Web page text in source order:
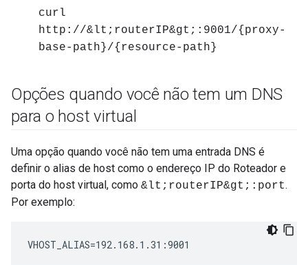
curl
http://&lt;routerIP&gt;:9001/{proxy-
base-path}/{resource-path}
Opções quando você não tem um DNS
para o host virtual
Uma opção quando você não tem uma entrada DNS é
definir o alias de host como o endereço IP do Roteador e
porta do host virtual, como &lt;routerIP&gt;:port.
Por exemplo:
VHOST_ALIAS=192.168.1.31:9001